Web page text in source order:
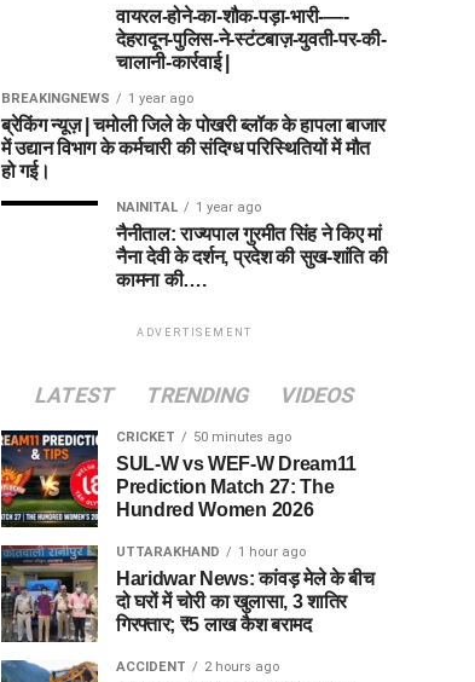
वायरल-होने-का-शौक-पड़ा-भारी-—-
देहरादून-पुलिस-ने-स्टंटबाज़-युवती-पर-की-
चालानी-कार्रवाई |
BREAKINGNEWS 1 year ago
ब्रेकिंग न्यूज़ | चमोली जिले के पोखरी ब्लॉक के हापला बाजार
में उद्यान विभाग के कर्मचारी की संदिग्ध परिस्थितियों में मौत
हो गई।
NAINITAL 1 year ago
नैनीताल: राज्यपाल गुरमीत सिंह ने किए मां
नैना देवी के दर्शन, प्रदेश की सुख-शांति की
कामना की….
ADVERTISEMENT
LATEST TRENDING VIDEOS
CRICKET 50 minutes ago
SUL-W vs WEF-W Dream11
Prediction Match 27: The
Hundred Women 2026
UTTARAKHAND 1 hour ago
Haridwar News: कांवड़ मेले के बीच
दो घरों में चोरी का खुलासा, 3 शातिर
गिरफ्तार; ₹5 लाख कैश बरामद
ACCIDENT 2 hours ago